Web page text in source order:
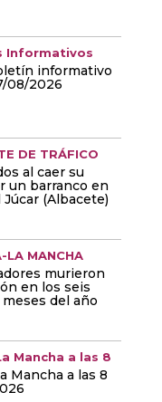
Informativos
informativo
08/2026
DE TRÁFICO
al caer su
un barranco en
Júcar (Albacete)
LA MANCHA
murieron
en los seis
del año
Mancha a las 8
Mancha a las 8